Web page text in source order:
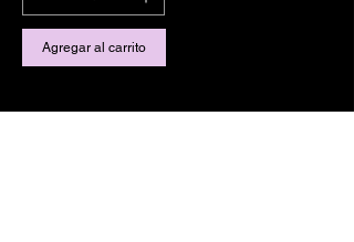
Agregar al carrito